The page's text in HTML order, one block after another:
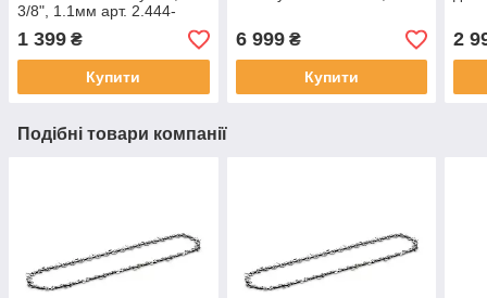
3/8", 1.1мм арт. 2.444-
1 399 ₴
Купити
6 999₴
Купити
2
Подібні товари компанії